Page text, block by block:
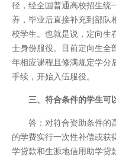
径，经全国普通高校招生统
养，毕业后直接补充到部队
校学生。也就是说，定向生
士身份服役。目前定向生全
年相应课程且修满规定学分
手续，开始入伍服役。
三、符合条件的学生可
答：对符合资助条件的
的学费实行一次性补偿或获
学贷款和生源地信用助学贷